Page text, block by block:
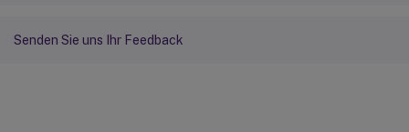
Senden Sie uns Ihr Feedback